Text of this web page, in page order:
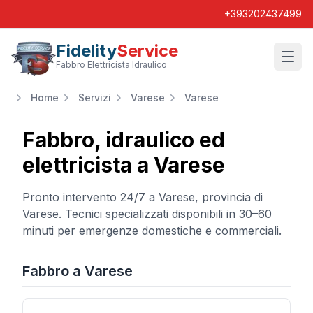
+393202437499
FidelityService
Fabbro Elettricista Idraulico
Home Servizi Varese Varese
Fabbro, idraulico ed
elettricista a Varese
Pronto intervento 24/7 a Varese, provincia di
Varese. Tecnici specializzati disponibili in 30–60
minuti per emergenze domestiche e commerciali.
Fabbro a Varese